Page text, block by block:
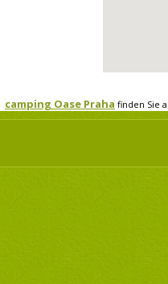
camping Oase Praha finden Sie